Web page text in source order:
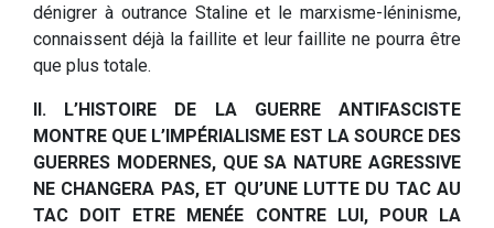
dénigrer à outrance Staline et le marxisme-léninisme,
connaissent déjà la faillite et leur faillite ne pourra être
que plus totale.
II. L’HISTOIRE DE LA GUERRE ANTIFASCISTE
MONTRE QUE L’IMPÉRIALISME EST LA SOURCE DES
GUERRES MODERNES, QUE SA NATURE AGRESSIVE
NE CHANGERA PAS, ET QU’UNE LUTTE DU TAC AU
TAC DOIT ETRE MENÉE CONTRE LUI, POUR LA